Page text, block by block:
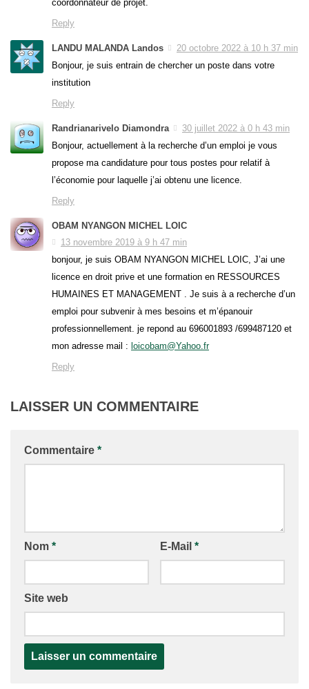
coordonnateur de projet.
Reply
LANDU MALANDA Landos
20 octobre 2022 à 10 h 37 min
Bonjour, je suis entrain de chercher un poste dans votre
institution
Reply
Randrianarivelo Diamondra
30 juillet 2022 à 0 h 43 min
Bonjour, actuellement à la recherche d’un emploi je vous
propose ma candidature pour tous postes pour relatif à
l’économie pour laquelle j’ai obtenu une licence.
Reply
OBAM NYANGON MICHEL LOIC
13 novembre 2019 à 9 h 47 min
bonjour, je suis OBAM NYANGON MICHEL LOIC, J’ai une
licence en droit prive et une formation en RESSOURCES
HUMAINES ET MANAGEMENT . Je suis à a recherche d’un
emploi pour subvenir à mes besoins et m’épanouir
professionnellement. je repond au 696001893 /699487120 et
mon adresse mail : loicobam@Yahoo.fr
Reply
LAISSER UN COMMENTAIRE
Commentaire *
Nom * E-Mail *
Site web